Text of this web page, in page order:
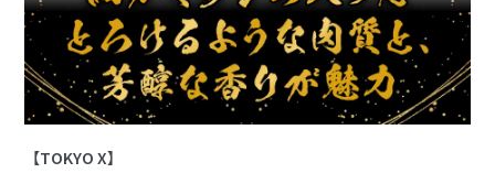
【TOKYO X】